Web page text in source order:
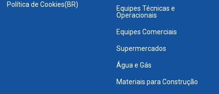
Política de Cookies(BR)
Equipes Técnicas e
Operacionais
Equipes Comerciais
Supermercados
Água e Gás
Materiais para Construção